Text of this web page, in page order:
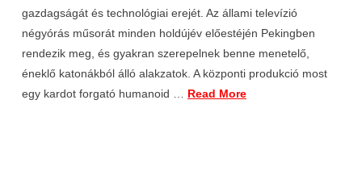
gazdagságát és technológiai erejét. Az állami televízió
négyórás műsorát minden holdújév előestéjén Pekingben
rendezik meg, és gyakran szerepelnek benne menetelő,
éneklő katonákból álló alakzatok. A központi produkció most
egy kardot forgató humanoid … Read More